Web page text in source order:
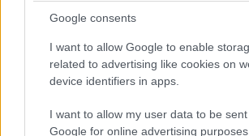
Google consents
I want to allow Google to enable
related to advertising like cookies on
device identifiers in apps.
I want to allow my user data to be
Google for online advertising purposes.